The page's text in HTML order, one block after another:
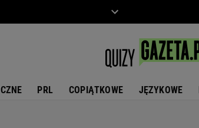
PRL COPIĄTKOWE JĘZYKOWE